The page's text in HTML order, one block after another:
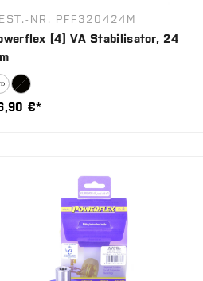
NR. PFF320424M
(4) VA Stabilisator, 24
€*